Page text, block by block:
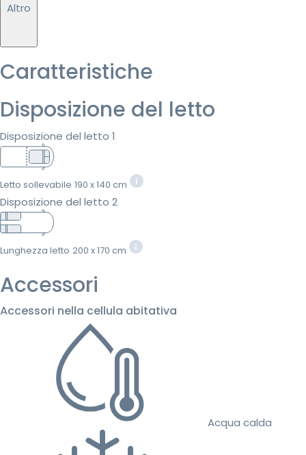
Altro
Caratteristiche
Disposizione del letto
Disposizione del letto 1
Letto sollevabile 190 x 140 cm
Disposizione del letto 2
Lunghezza letto 200 x 170 cm
Accessori
Accessori nella cellula abitativa
Acqua calda